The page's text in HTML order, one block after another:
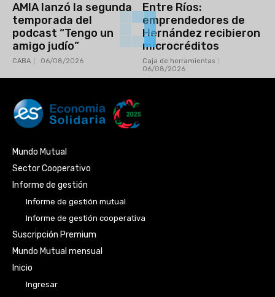
AMIA lanzó la segunda
temporada del
podcast “Tengo un
amigo judío”
CABA 06/08/2026
Entre Ríos:
emprendedores de
Hernández recibieron
microcréditos
Caja de herramientas
06/08/2026
Mundo Mutual
Sector Cooperativo
Informe de gestión
Informe de gestión mutual
Informe de gestión cooperativa
Suscripción Premium
Mundo Mutual mensual
Inicio
Ingresar